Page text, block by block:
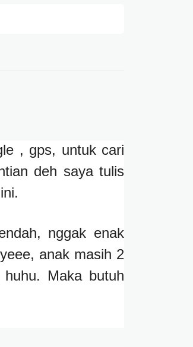
, gps, untuk cari
deh saya tulis
nggak enak
anak masih 2
Maka butuh